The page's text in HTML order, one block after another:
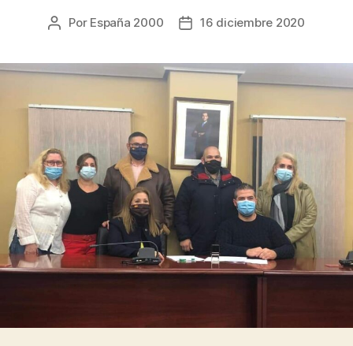
Por España 2000 16 diciembre 2020